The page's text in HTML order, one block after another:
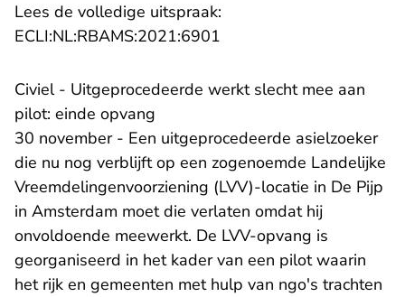
Lees de volledige uitspraak:
ECLI:NL:RBAMS:2021:6901
Civiel - Uitgeprocedeerde werkt slecht mee aan
pilot: einde opvang
30 november - Een uitgeprocedeerde asielzoeker
die nu nog verblijft op een zogenoemde Landelijke
Vreemdelingenvoorziening (LVV)-locatie in De Pijp
in Amsterdam moet die verlaten omdat hij
onvoldoende meewerkt. De LVV-opvang is
georganiseerd in het kader van een pilot waarin
het rijk en gemeenten met hulp van ngo's trachten